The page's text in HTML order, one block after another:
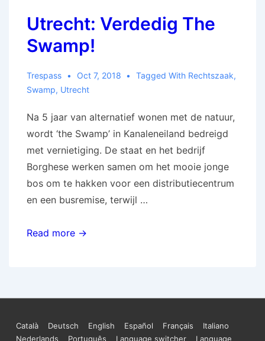
Utrecht: Verdedig The
Swamp!
Trespass Oct 7, 2018 Tagged With Rechtszaak,
Swamp, Utrecht
Na 5 jaar van alternatief wonen met de natuur,
wordt ‘the Swamp’ in Kanaleneiland bedreigd
met vernietiging. De staat en het bedrijf
Borghese werken samen om het mooie jonge
bos om te hakken voor een distributiecentrum
en een busremise, terwijl …
Utrecht:
Read more →
Footer
Català Deutsch English Español Français
Italiano
Nederlands
Português Language switcher Language